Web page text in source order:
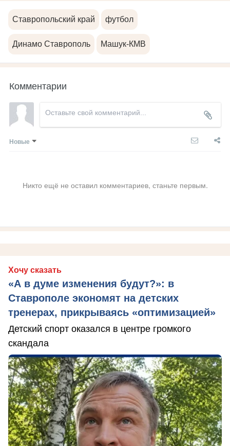
Ставропольский край футбол
Динамо Ставрополь Машук-КМВ
Комментарии
Новые
Никто ещё не оставил комментариев, станьте первым.
Хочу сказать
«А в думе изменения будут?»: в
Ставрополе экономят на детских
тренерах, прикрываясь «оптимизацией»
Детский спорт оказался в центре громкого
скандала